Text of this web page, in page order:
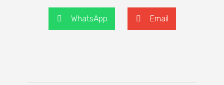
WhatsApp Email